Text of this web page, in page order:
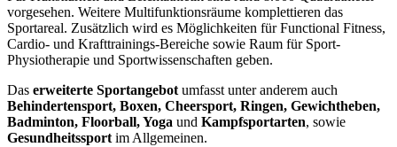
vorgesehen. Weitere Multifunktionsräume komplettieren das
Sportareal. Zusätzlich wird es Möglichkeiten für Functional Fitness,
Cardio- und Krafttrainings-Bereiche sowie Raum für Sport-
Physiotherapie und Sportwissenschaften geben.
Das erweiterte Sportangebot umfasst unter anderem auch
Behindertensport, Boxen, Cheersport, Ringen, Gewichtheben,
Badminton, Floorball, Yoga und Kampfsportarten, sowie
Gesundheitssport im Allgemeinen.